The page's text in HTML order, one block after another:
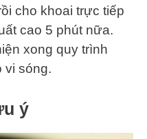
cho khoai trực tiếp
cao 5 phút nữa.
xong quy trình
vi sóng.
ý